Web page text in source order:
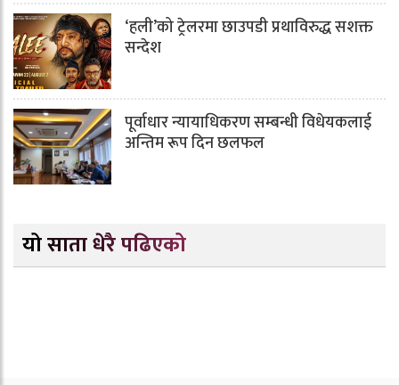
‘हली’को ट्रेलरमा छाउपडी प्रथाविरुद्ध सशक्त
सन्देश
पूर्वाधार न्यायाधिकरण सम्बन्धी विधेयकलाई
अन्तिम रूप दिन छलफल
यो साता धेरै पढिएको